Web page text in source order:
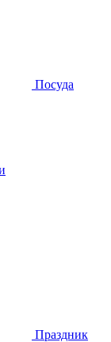
Посуда
Праздник